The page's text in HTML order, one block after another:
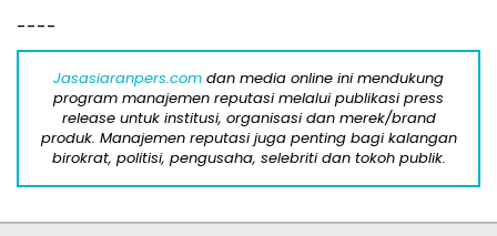
----
Jasasiaranpers.com dan media online ini mendukung
program manajemen reputasi melalui publikasi press
release untuk institusi, organisasi dan merek/brand
produk. Manajemen reputasi juga penting bagi kalangan
birokrat, politisi, pengusaha, selebriti dan tokoh publik.